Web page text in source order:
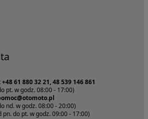
61 880 32 21, 48 539 146 861
pt. w godz. 08:00 - 17:00)
nd. w godz. 08:00 - 20:00)
pn. do pt. w godz. 09:00 - 17:00)